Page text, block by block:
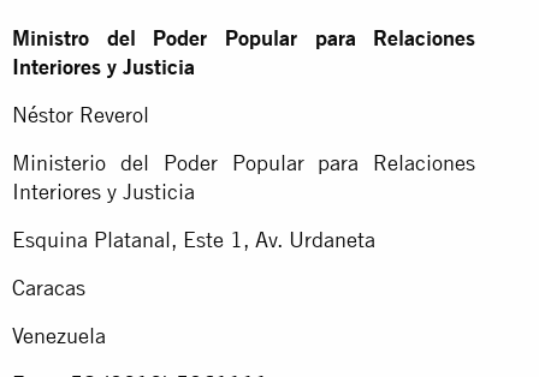
Ministro del Poder Popular para Relaciones
Interiores y Justicia
Néstor Reverol
Ministerio del Poder Popular para Relaciones
Interiores y Justicia
Esquina Platanal, Este 1, Av. Urdaneta
Caracas
Venezuela